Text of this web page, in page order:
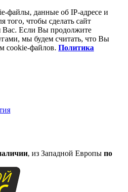
файлы, данные об IP-адресе и
того, чтобы сделать сайт
Вас. Если Вы продолжите
мы будем считать, что Вы
cookie-файлов. Политика
, из Западной Европы по